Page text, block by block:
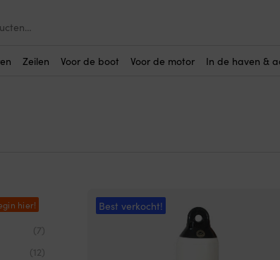
Zeilen Voor de boot Voor de motor In de haven &
Duty
hier!
(7)
(12)
Best verkocht!